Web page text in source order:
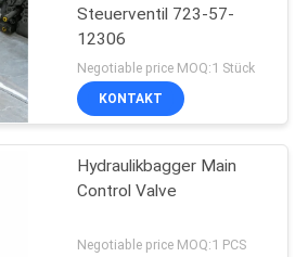
Steuerventil 723-57-
12306
Negotiable price MOQ:1 Stück
KONTAKT
Hydraulikbagger Main
Control Valve
Negotiable price MOQ:1 PCS